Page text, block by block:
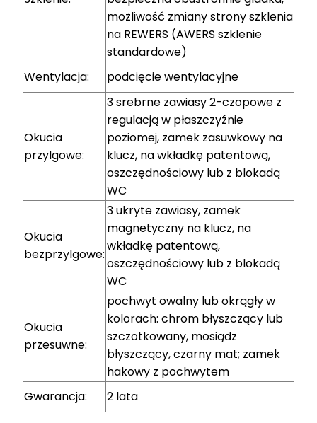
możliwość zmiany strony szklenia
na REWERS (AWERS szklenie
standardowe)
Wentylacja:
podcięcie wentylacyjne
Okucia
przylgowe:
3 srebrne zawiasy 2-czopowe z
regulacją w płaszczyźnie
poziomej, zamek zasuwkowy na
klucz, na wkładkę patentową,
oszczędnościowy lub z blokadą
WC
Okucia
bezprzylgowe:
3 ukryte zawiasy, zamek
magnetyczny na klucz, na
wkładkę patentową,
oszczędnościowy lub z blokadą
WC
Okucia
przesuwne:
pochwyt owalny lub okrągły w
kolorach: chrom błyszczący lub
szczotkowany, mosiądz
błyszczący, czarny mat; zamek
hakowy z pochwytem
Gwarancja:
2 lata